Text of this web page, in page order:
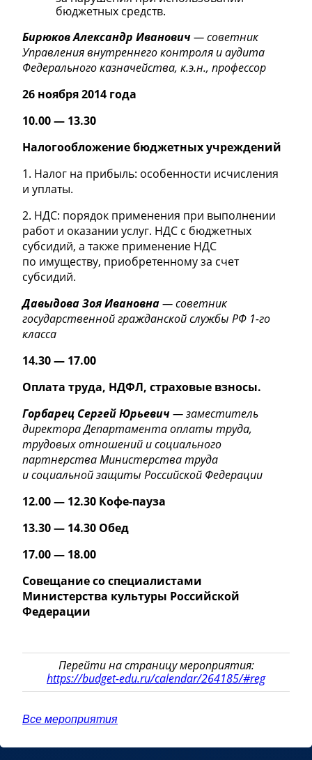
бюджетных средств.
Бирюков Александр Иванович— советник
Управления внутреннего контроля и аудита
Федерального казначейства, к.э.н., профессор
26 ноября 2014 года
10.00 — 13.30
Налогообложение бюджетных учреждений
1. Налог на прибыль: особенности исчисления
и уплаты.
2. НДС: порядок применения при выполнении
работ и оказании услуг. НДС с бюджетных
субсидий, а также применение НДС
по имуществу, приобретенному за счет
субсидий.
Давыдова Зоя Ивановна— советник
государственной гражданской службы РФ 1-го
класса
14.30 — 17.00
Оплата труда, НДФЛ, страховые взносы.
Горбарец Сергей Юрьевич— заместитель
директора Департамента оплаты труда,
трудовых отношений и социального
партнерства Министерства труда
и социальной защиты Российской Федерации
12.00 — 12.30 Кофе-пауза
13.30 — 14.30 Обед
17.00 — 18.00
Совещание со специалистами
Министерства культуры Российской
Федерации
Перейти на страницу мероприятия:
https://budget-edu.ru/calendar/264185/#reg
Все мероприятия